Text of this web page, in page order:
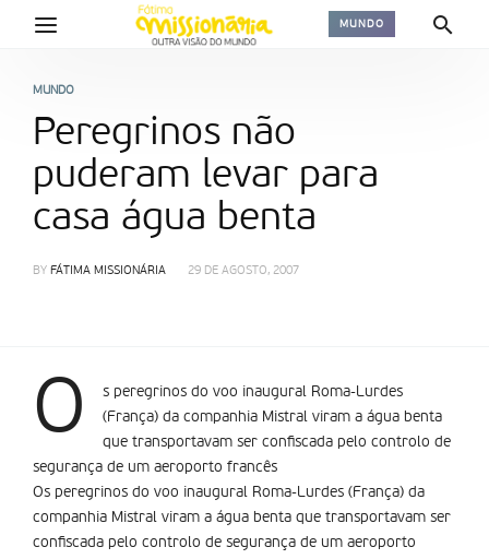
MUNDO
MUNDO
Peregrinos não
puderam levar para
casa água benta
BY FÁTIMA MISSIONÁRIA 29 DE AGOSTO, 2007
O
s peregrinos do voo inaugural Roma-Lurdes
(França) da companhia Mistral viram a água benta
que transportavam ser confiscada pelo controlo de
segurança de um aeroporto francês
Os peregrinos do voo inaugural Roma-Lurdes (França) da
companhia Mistral viram a água benta que transportavam ser
confiscada pelo controlo de segurança de um aeroporto